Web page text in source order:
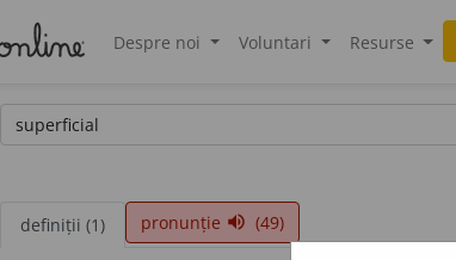
Despre noi Voluntari Resurse
definiții (1) pronunție volume_up (49)